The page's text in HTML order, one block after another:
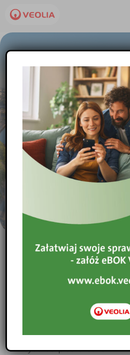
Veolia Zachód
O nas
Przerwy i zakłócenia w
Strategia podatkowa
Komunikaty
Cyberbezpieczeństwo